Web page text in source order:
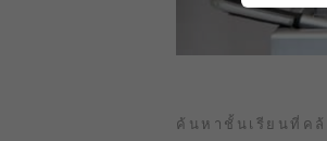
ค้นหาชั้นเรียนที่ค